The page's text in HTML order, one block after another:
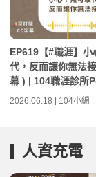
EP619【#職涯】小
代，反而讓你無法
幕 ) | 104職涯診所
2026.06.18 | 104小編 |
人資充電